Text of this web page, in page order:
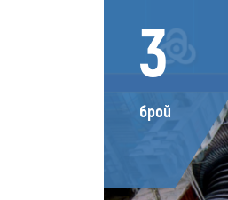
3
брой